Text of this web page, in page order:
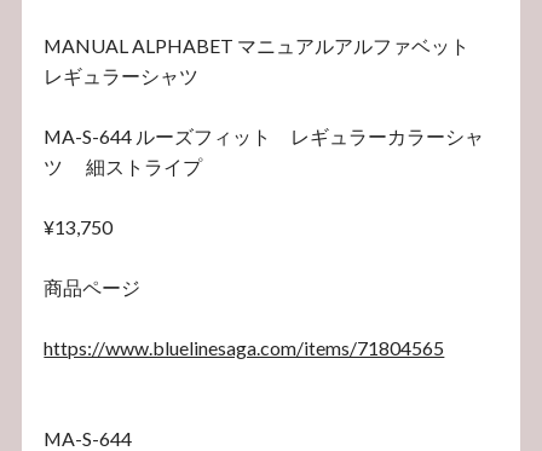
MANUAL ALPHABET マニュアルアルファベット
レギュラーシャツ
MA-S-644 ルーズフィット レギュラーカラーシャ
ツ 細ストライプ
¥13,750
商品ページ
https://www.bluelinesaga.com/items/71804565
MA-S-644